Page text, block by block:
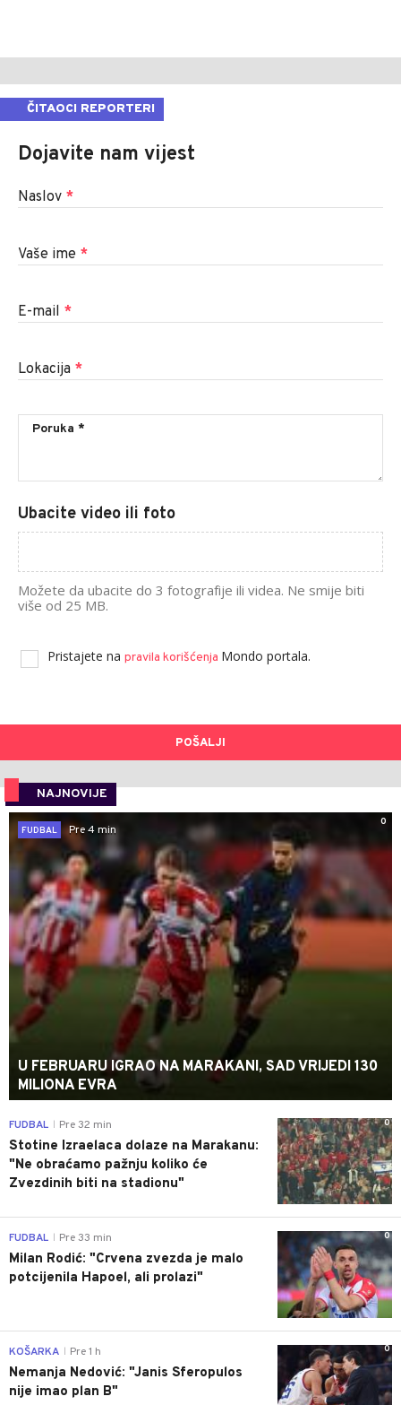
ČITAOCI REPORTERI
Dojavite nam vijest
Naslov *
Vaše ime *
E-mail *
Lokacija *
Ubacite video ili foto
Možete da ubacite do 3 fotografije ili videa. Ne smije biti
više od 25 MB.
Pristajete na pravila korišćenja Mondo portala.
POŠALJI
NAJNOVIJE
0
FUDBAL
Pre 4 min
U FEBRUARU IGRAO NA MARAKANI, SAD VRIJEDI 130
MILIONA EVRA
0
FUDBAL Pre 32 min
Stotine Izraelaca dolaze na Marakanu:
"Ne obraćamo pažnju koliko će
Zvezdinih biti na stadionu"
0
FUDBAL Pre 33 min
Milan Rodić: "Crvena zvezda je malo
potcijenila Hapoel, ali prolazi"
0
KOŠARKA Pre 1 h
Nemanja Nedović: "Janis Sferopulos
nije imao plan B"